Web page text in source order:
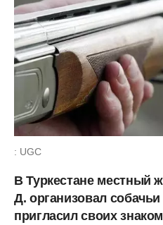
: UGC
В Туркестане местный
Д. организовал
пригласил своих